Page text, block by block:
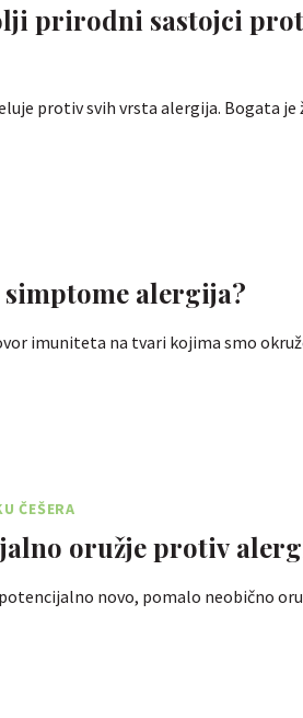
prirodni sastojci
protiv svih vrsta alergija. Bogata je
alergija?
imuniteta na tvari kojima smo
ČEŠERA
oružje protiv
novo, pomalo neobično